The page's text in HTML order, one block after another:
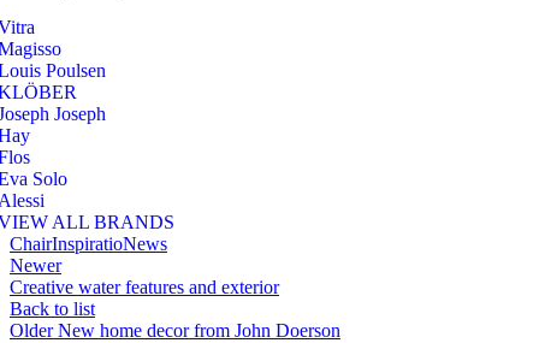
Poulsen
Joseph
Solo
ALL BRANDS
ChairInspiratioNews
Newer
Creative water features and exterior
Back to list
Older New home decor from John Doerson